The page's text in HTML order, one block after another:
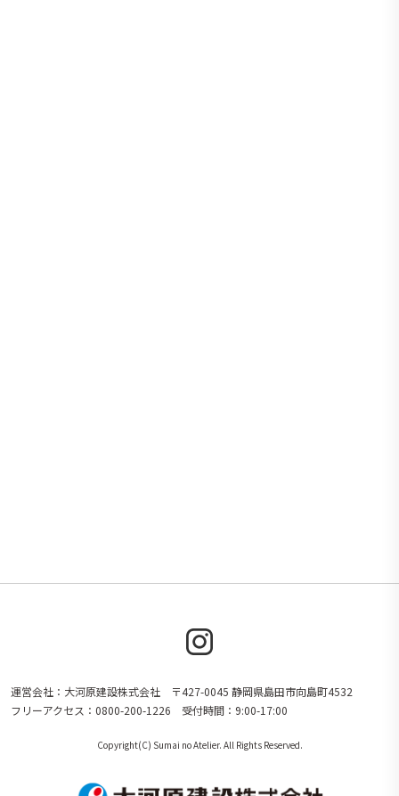
運営会社：大河原建設株式会社 〒427-0045 静岡県島田市向島町4532
フリーアクセス：0800-200-1226 受付時間：9:00-17:00
Copyright(C) Sumai no Atelier. All Rights Reserved.